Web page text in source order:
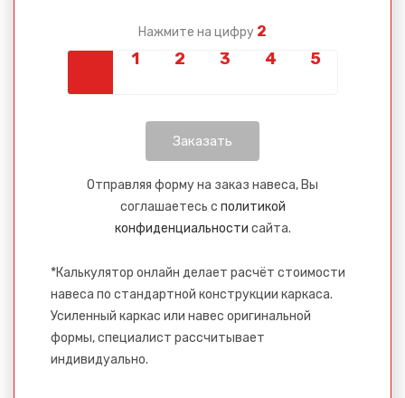
Нажмите на цифру 2
Отправляя форму на заказ навеса, Вы
соглашаетесь с политикой
конфиденциальности сайта.
*Калькулятор онлайн делает расчёт стоимости
навеса по стандартной конструкции каркаса.
Усиленный каркас или навес оригинальной
формы, специалист рассчитывает
индивидуально.